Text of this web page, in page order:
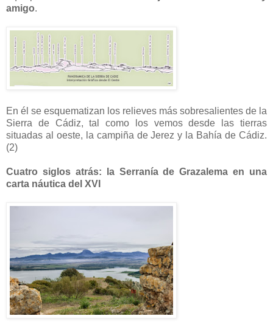
amigo.
En él se esquematizan los relieves más sobresalientes de la
Sierra de Cádiz, tal como los vemos desde las tierras
situadas al oeste, la campiña de Jerez y la Bahía de Cádiz.
(2)
Cuatro siglos atrás: la Serranía de Grazalema en una
carta náutica del XVI